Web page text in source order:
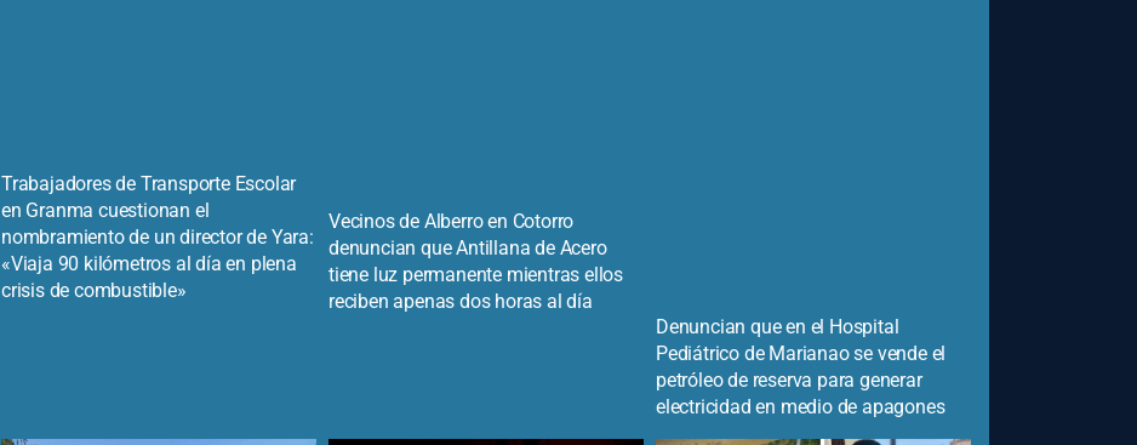
Trabajadores de Transporte Escolar
en Granma cuestionan el
nombramiento de un director de Yara:
«Viaja 90 kilómetros al día en plena
crisis de combustible»
Vecinos de Alberro en Cotorro
denuncian que Antillana de Acero
tiene luz permanente mientras ellos
reciben apenas dos horas al día
Denuncian que en el Hospital
Pediátrico de Marianao se vende el
petróleo de reserva para generar
electricidad en medio de apagones